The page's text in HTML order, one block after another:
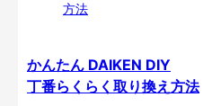
かんたん DAIKEN DIY
丁番らくらく取り換え方法